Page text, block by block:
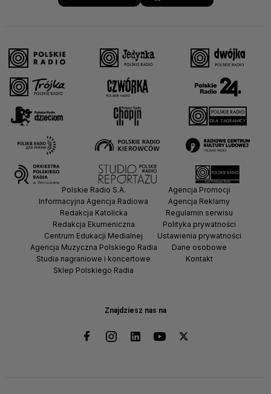
Znajdziesz nas na
Polskie Radio S.A.
Informacyjna Agencja Radiowa
Redakcja Katolicka
Redakcja Ekumeniczna
Centrum Edukacji Medialnej
Agencja Muzyczna Polskiego Radia
Studia nagraniowe i koncertowe
Sklep Polskiego Radia
Agencja Promocji
Agencja Reklamy
Regulamin serwisu
Polityka prywatności
Ustawienia prywatności
Dane osobowe
Kontakt